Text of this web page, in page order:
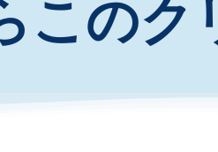
このク